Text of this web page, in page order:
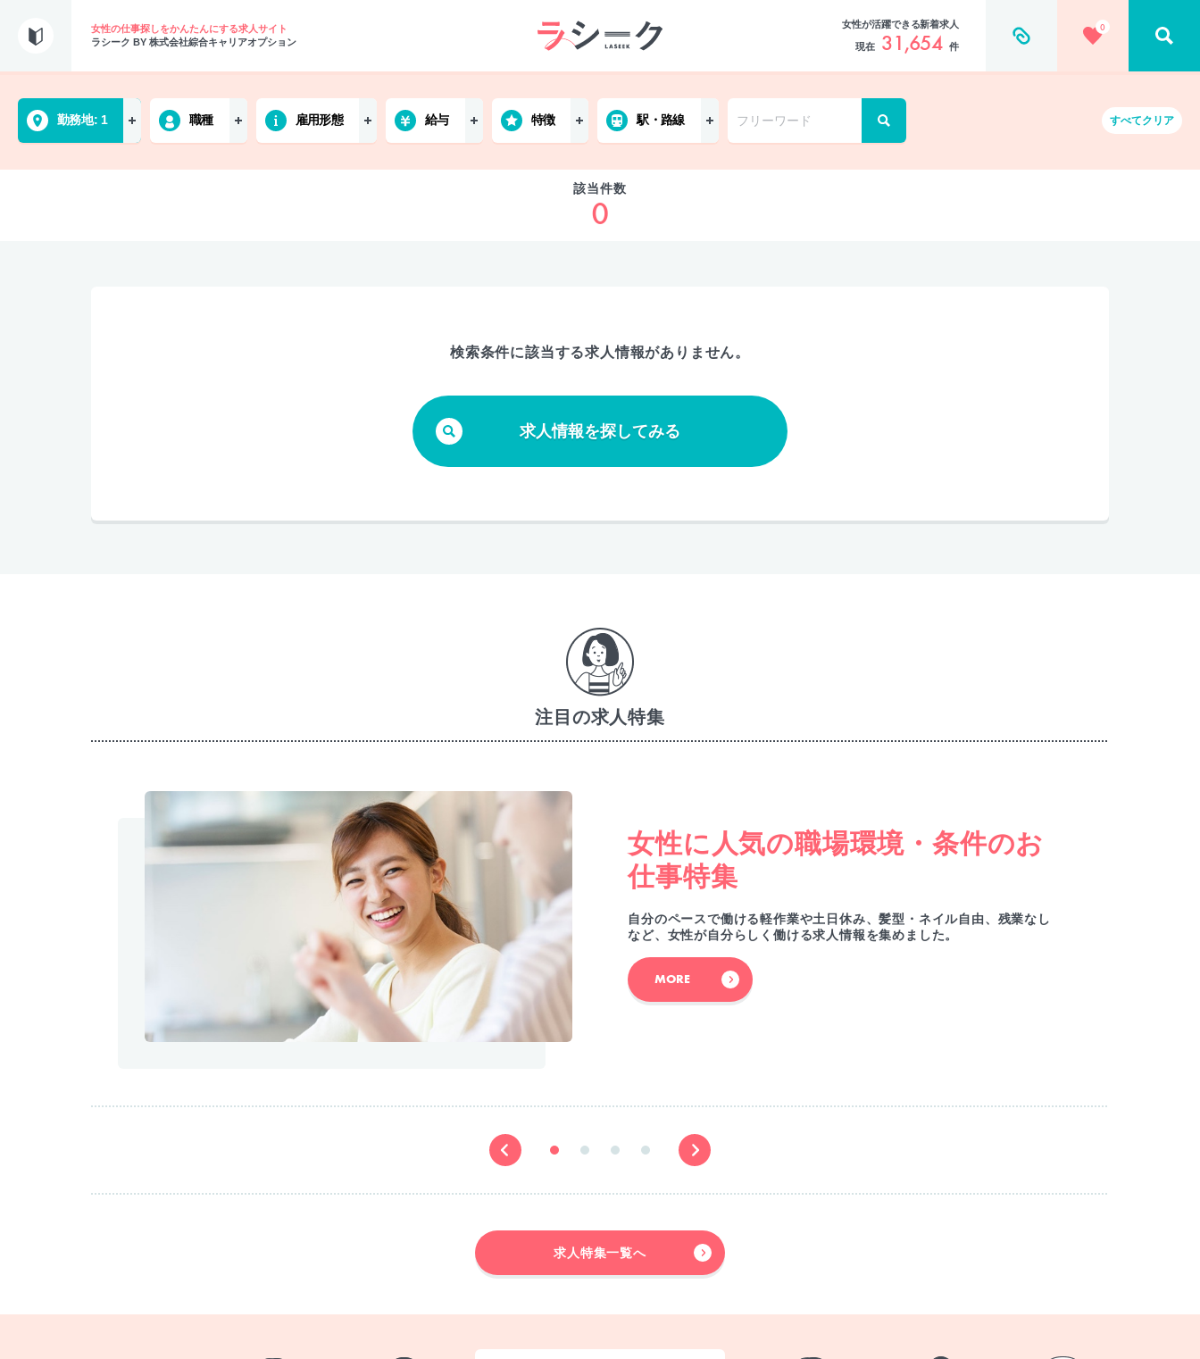
女性の仕事探しをかんたんにする求人サイト
ラシーク BY 株式会社綜合キャリアオプション
女性が活躍できる新着求人
現在 31,654 件
0
勤務地 1 職種 雇用形態 給与 特徴 駅・路線 すべてクリア
該当件数
0
検索条件に該当する求人情報がありません。
求人情報を探してみる
注目の求人特集
女性に人気の職場環境・条件のお
仕事特集
自分のペースで働ける軽作業や土日休み、髪型・ネイル自由、残業なし
など、女性が自分らしく働ける求人情報を集めました。
MORE
求人特集一覧へ